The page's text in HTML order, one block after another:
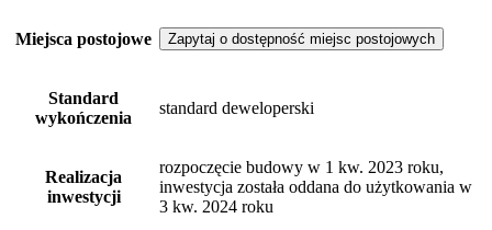
Miejsca postojowe Zapytaj o dostępność miejsc postojowych
Standard
wykończenia
standard deweloperski
Realizacja
inwestycji
rozpoczęcie budowy w 1 kw. 2023 roku,
inwestycja została oddana do użytkowania w
3 kw. 2024 roku